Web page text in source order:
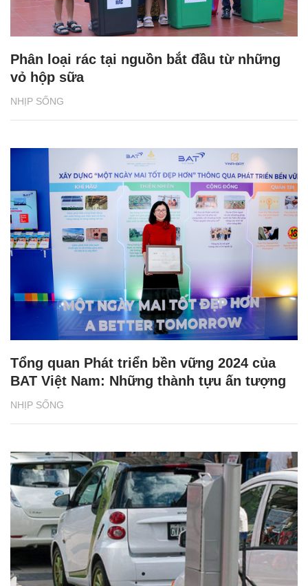
NHỊP SỐNG
Phân loại rác tại nguồn bắt đầu từ những
vỏ hộp sữa
NHỊP SỐNG
Tổng quan Phát triển bền vững 2024 của
BAT Việt Nam: Những thành tựu ấn tượng